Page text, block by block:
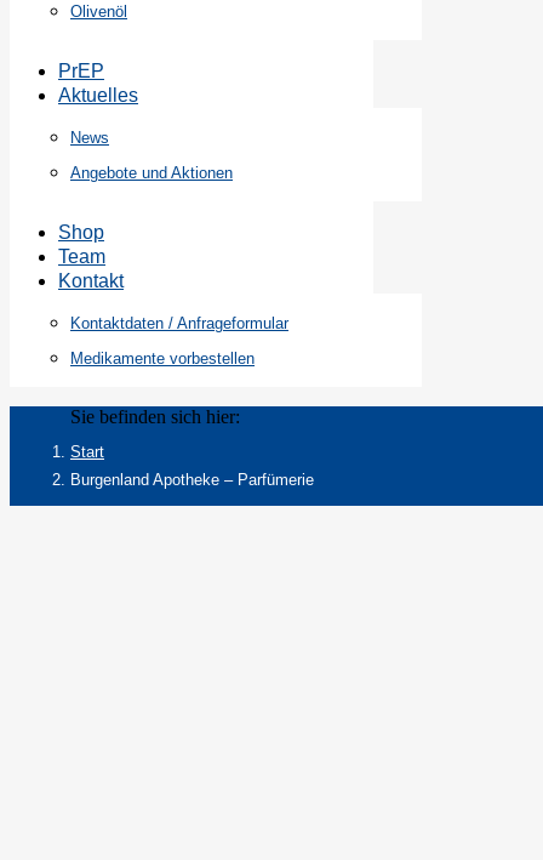
Olivenöl
PrEP
Aktuelles
News
Angebote und Aktionen
Shop
Team
Kontakt
Kontaktdaten / Anfrageformular
Medikamente vorbestellen
Sie befinden sich hier:
Start
Burgenland Apotheke – Parfümerie